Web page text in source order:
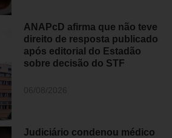
ANAPcD afirma que não teve
direito de resposta publicado
após editorial do Estadão
sobre decisão do STF
Judiciário condenou médico